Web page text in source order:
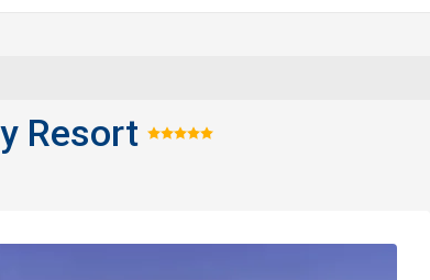
Resort Hodnocení: